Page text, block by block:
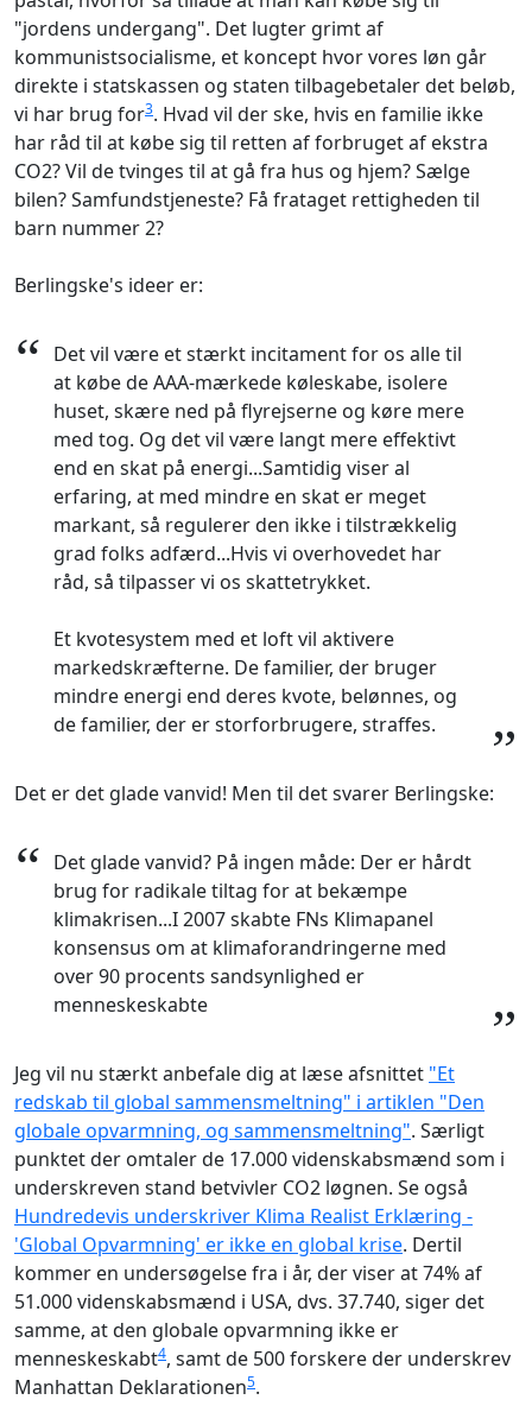
"jordens undergang". Det lugter grimt af
kommunistsocialisme, et koncept hvor vores løn går
direkte i statskassen og staten tilbagebetaler det beløb,
vi har brug for3. Hvad vil der ske, hvis en familie ikke
har råd til at købe sig til retten af forbruget af ekstra
CO2? Vil de tvinges til at gå fra hus og hjem? Sælge
bilen? Samfundstjeneste? Få frataget rettigheden til
barn nummer 2?
Berlingske's ideer er:
“ Det vil være et stærkt incitament for os alle til
at købe de AAA-mærkede køleskabe, isolere
huset, skære ned på flyrejserne og køre mere
med tog. Og det vil være langt mere effektivt
end en skat på energi...Samtidig viser al
erfaring, at med mindre en skat er meget
markant, så regulerer den ikke i tilstrækkelig
grad folks adfærd...Hvis vi overhovedet har
råd, så tilpasser vi os skattetrykket.
Et kvotesystem med et loft vil aktivere
markedskræfterne. De familier, der bruger
mindre energi end deres kvote, belønnes, og
de familier, der er storforbrugere, straffes.
”
Det er det glade vanvid! Men til det svarer Berlingske:
“ Det glade vanvid? På ingen måde: Der er hårdt
brug for radikale tiltag for at bekæmpe
klimakrisen...I 2007 skabte FNs Klimapanel
konsensus om at klimaforandringerne med
over 90 procents sandsynlighed er
menneskeskabte
”
Jeg vil nu stærkt anbefale dig at læse afsnittet "Et
redskab til global sammensmeltning" i artiklen "Den
globale opvarmning, og sammensmeltning". Særligt
punktet der omtaler de 17.000 videnskabsmænd som i
underskreven stand betvivler CO2 løgnen. Se også
Hundredevis underskriver Klima Realist Erklæring -
'Global Opvarmning' er ikke en global krise. Dertil
kommer en undersøgelse fra i år, der viser at 74% af
51.000 videnskabsmænd i USA, dvs. 37.740, siger det
samme, at den globale opvarmning ikke er
menneskeskabt4, samt de 500 forskere der underskrev
Manhattan Deklarationen5.